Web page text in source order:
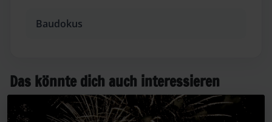
Baudokus
Das könnte dich auch interessieren